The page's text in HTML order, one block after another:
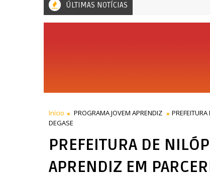
ÚLTIMAS NOTÍCIAS
Início PROGRAMA JOVEM APRENDIZ
DEGASE
PREFEITURA DE
APRENDIZ EM